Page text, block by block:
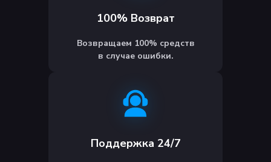
100% Возврат
Возвращаем 100% средств
в случае ошибки.
Поддержка 24/7